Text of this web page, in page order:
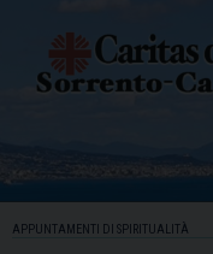
APPUNTAMENTI DI SPIRITUALITÀ